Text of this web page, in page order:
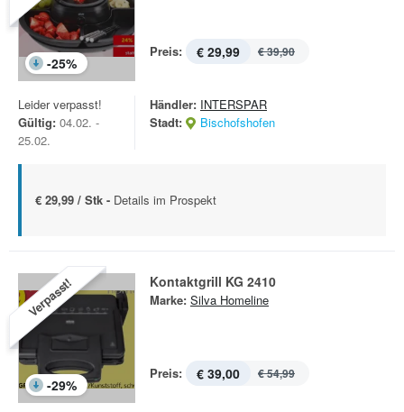
-25%
Preis: € 29,99 € 39,90
Leider verpasst!
Gültig: 04.02. -
25.02.
Händler: INTERSPAR
Stadt:
Bischofshofen
€ 29,99 / Stk - Details im Prospekt
Verpasst!
-29%
Kontaktgrill KG 2410
Marke: Silva Homeline
Preis: € 39,00 € 54,99